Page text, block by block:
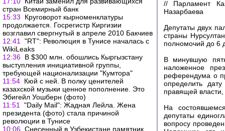
стран Всемирный банк
15:33
Круговорот кырноменклатуры
продолжается. Госрегистр Киргизии
возглавил свергнутый в апреле 2010 Бакчиев
12:41
"RT": Революция в Тунисе началась с
WikiLeaks
12:36 В $300 млн. обошлись Кыргызстану
выступления инициативной группы,
требующей национализации "Кумтора"
11:54 Кюй с ней. В полку ценителей
казахской музыки ценное пополнение. Это
Эбигейл Уошберн (фото)
11:51
"Daily Mail": Жадная Лейла. Жена
президента (фото) стала причиной
революции в Тунисе
10:06 Снесенный в Узбекистане памятник
// Парламент
Назарбаева
Депутаты двух
страны
полномочий до 6
В минувшую
наложенное
референдума о
определить
правящей
На
депутаты
вопросу